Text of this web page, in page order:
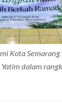
Kota
dalam